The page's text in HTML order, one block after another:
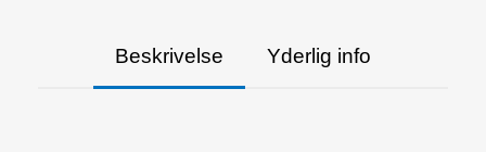
Beskrivelse Yderlig info